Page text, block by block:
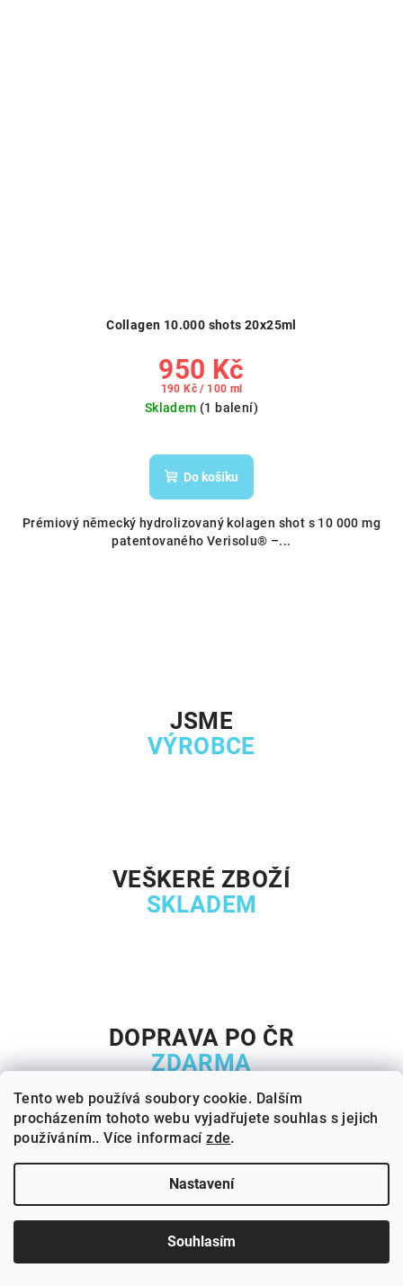
Tento web používá soubory cookie. Dalším
procházením tohoto webu vyjadřujete souhlas s jejich
používáním.. Více informacízde.
Nastavení
Souhlasím
Collagen 10.000 shots 20x25ml
950 Kč
Měrná
190 Kč / 100 ml
Skladem (1 balení)
Do košíku
Prémiový německý hydrolizovaný kolagen shot s 10 000 mg
patentovaného Verisolu® –...
JSME
VÝROBCE
VEŠKERÉ ZBOŽÍ
SKLADEM
DOPRAVA PO ČR
ZDARMA
PRO REGISTROVANÉ
VÝHODNÉ CENY A AKCE